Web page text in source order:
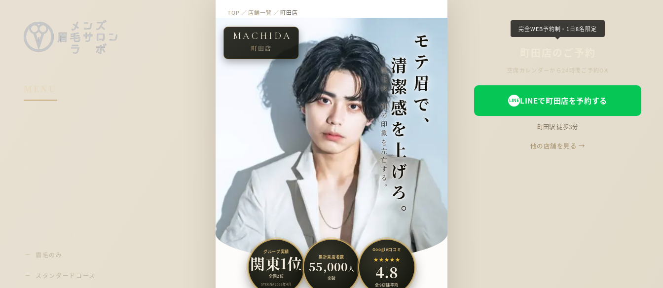
眉毛のみ
スタンダードコース
完全WEB予約制・1日8名限定
空席カレンダーから24時間ご予約OK
LINEで町田店を予約する
町田駅 徒歩3分
他の店舗を見る →
TOP ／ 店舗一覧 ／町田店
モテ眉で、
清潔感を上げろ。
眉毛は、顔の印象を左右する。
MACHIDA
町田店
グループ実績
関東1位
全国2位
STEKiNA 2026年4月
累計来店者数
55,000 人
突破
Google口コミ
★★★★★
4.8
全9店舗平均